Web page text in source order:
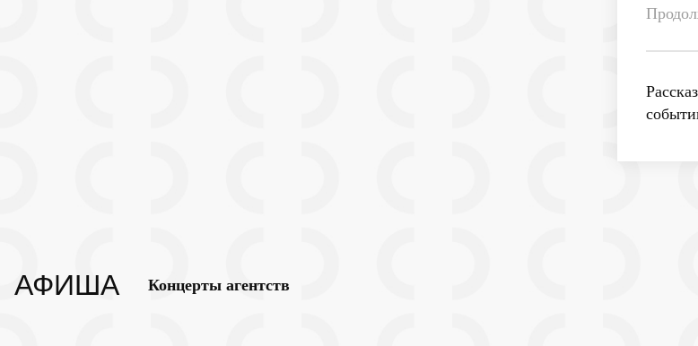
АФИША Концерты агентств